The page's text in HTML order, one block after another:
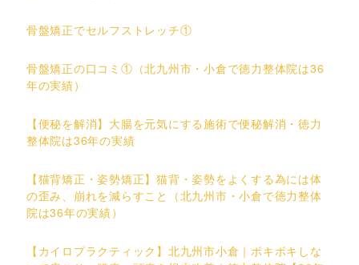
骨盤矯正でセルフストレッチ①
骨盤矯正の口コミ①（北九州市・小倉で徳力整体院は36
年の実績）
【便秘を解消】大腸を元気にする施術で便秘解消・徳力
整体院は36年の実績
【猫背矯正・姿勢矯正】猫背・姿勢をよくする為には体
の歪み、崩れを減らすこと（北九州市・小倉で徳力整体
院は36年の実績）
【カイロプラクティック】北九州市小倉｜ボキボキしな